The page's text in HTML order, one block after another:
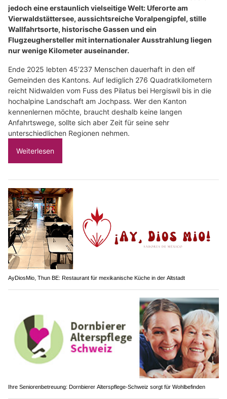
jedoch eine erstaunlich vielseitige Welt: Uferorte am
Vierwaldstättersee, aussichtsreiche Voralpengipfel, stille
Wallfahrtsorte, historische Gassen und ein
Flugzeughersteller mit internationaler Ausstrahlung liegen
nur wenige Kilometer auseinander.
Ende 2025 lebten 45’237 Menschen dauerhaft in den elf
Gemeinden des Kantons. Auf lediglich 276 Quadratkilometern
reicht Nidwalden vom Fuss des Pilatus bei Hergiswil bis in die
hochalpine Landschaft am Jochpass. Wer den Kanton
kennenlernen möchte, braucht deshalb keine langen
Anfahrtswege, sollte sich aber Zeit für seine sehr
unterschiedlichen Regionen nehmen.
Weiterlesen
AyDiosMio, Thun BE: Restaurant für mexikanische Küche in der Altstadt
Ihre Seniorenbetreuung: Dornbierer Alterspflege-Schweiz sorgt für Wohlbefinden